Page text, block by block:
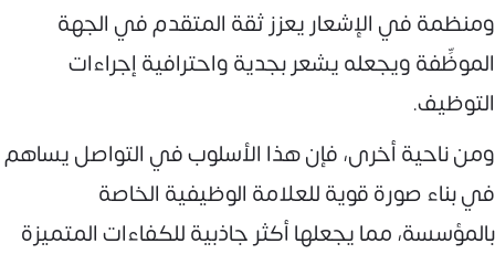
ومنظمة في الإشعار يعزز ثقة المتقدم في الجهة
الموظِّفة ويجعله يشعر بجدية واحترافية إجراءات
التوظيف.
ومن ناحية أخرى، فإن هذا الأسلوب في التواصل يساهم
في بناء صورة قوية للعلامة الوظيفية الخاصة
بالمؤسسة، مما يجعلها أكثر جاذبية للكفاءات المتميزة